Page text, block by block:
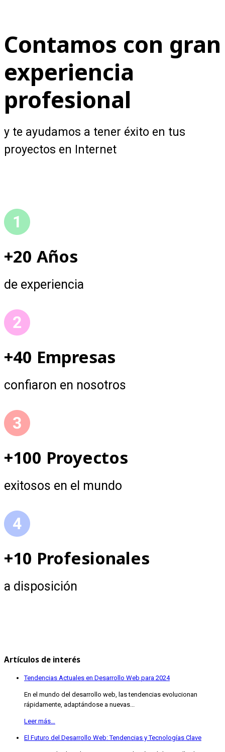
Contamos con gran
experiencia
profesional
y te ayudamos a tener éxito en tus
proyectos en Internet
+20 Años
de experiencia
+40 Empresas
confiaron en nosotros
+100 Proyectos
exitosos en el mundo
+10 Profesionales
a disposición
Artículos de interés
Tendencias Actuales en Desarrollo Web para 2024
En el mundo del desarrollo web, las tendencias evolucionan
rápidamente, adaptándose a nuevas...
Leer más…
El Futuro del Desarrollo Web: Tendencias y Tecnologías Clave